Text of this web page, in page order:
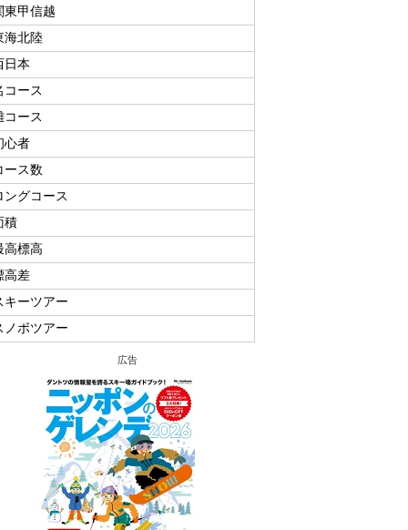
東甲信越
海北陸
日本
コース
コース
心者
ース数
ングコース
積
高標高
高差
キーツアー
ノボツアー
広告